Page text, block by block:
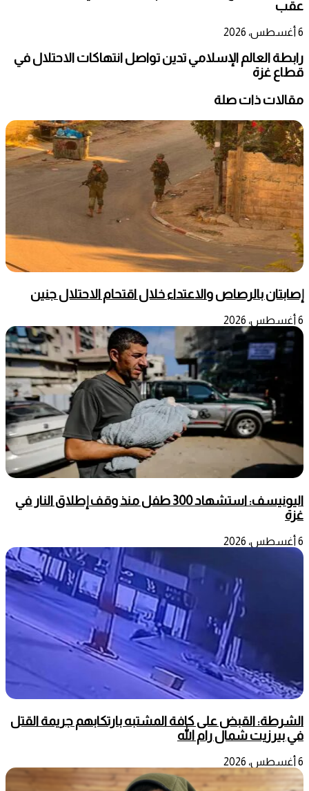
عقب
6 أغسطس، 2026
رابطة العالم الإسلامي تدين تواصل انتهاكات الاحتلال في
قطاع غزة
مقالات ذات صلة
إصابتان بالرصاص والاعتداء خلال اقتحام الاحتلال جنين
6 أغسطس، 2026
اليونيسف: استشهاد 300 طفل منذ وقف إطلاق النار في
غزة
6 أغسطس، 2026
الشرطة: القبض على كافة المشتبه بارتكابهم جريمة القتل
في بيرزيت شمال رام الله
6 أغسطس، 2026